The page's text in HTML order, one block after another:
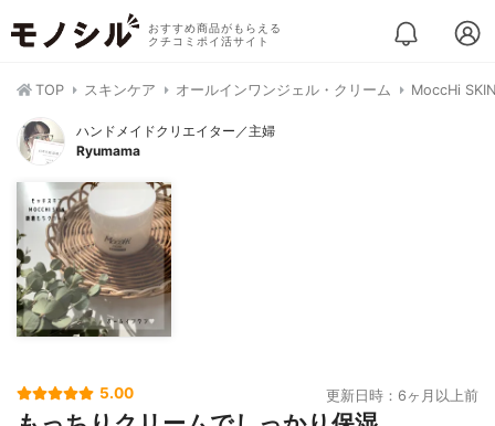
おすすめ商品がもらえる
クチコミポイ活サイト
TOP スキンケア オールインワンジェル・クリーム MoccHi
ハンドメイドクリエイター／主婦
Ryumama
5.00 更新日時：6ヶ月以上前